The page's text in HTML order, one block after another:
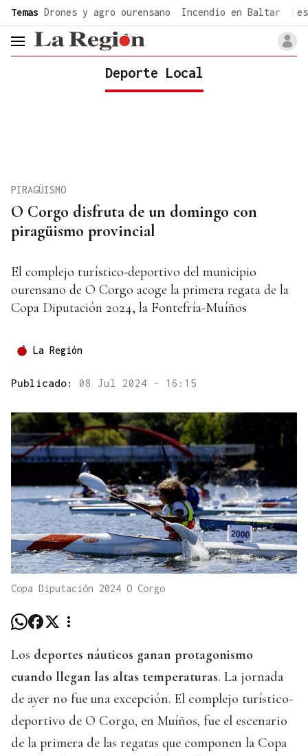
Temas Drones y agro ourensano Incendio en Baltar
header.menu.open
Deporte Local
O Corgo disfruta de un domingo con
piragüismo provincial
PIRAGÜISMO
El complejo turístico-deportivo del municipio
ourensano de O Corgo acoge la primera regata de la
Copa Diputación 2024, la Fontefría-Muíños
La Región
Publicado: 08 Jul 2024 - 16:15
Copa Diputación 2024 O Corgo
Los deportes náuticos ganan protagonismo
cuando llegan las altas temperaturas. La jornada
de ayer no fue una excepción. El complejo turístico-
deportivo de O Corgo, en Muíños, fue el escenario
de la primera de las regatas que componen la Copa